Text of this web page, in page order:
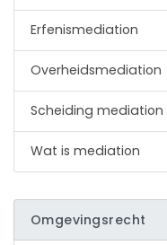
Erfenismediation
Overheidsmediation
Scheiding mediation
Wat is mediation
Omgevingsrecht